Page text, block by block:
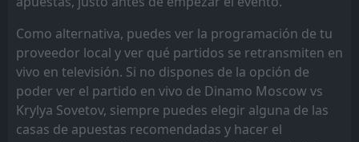
Como alternativa, puedes ver la programación de tu
proveedor local y ver qué partidos se retransmiten en
vivo en televisión. Si no dispones de la opción de
poder ver el partido en vivo de Dinamo Moscow vs
Krylya Sovetov, siempre puedes elegir alguna de las
casas de apuestas recomendadas y hacer el